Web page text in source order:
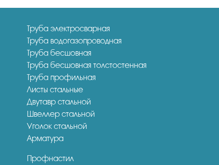
Труба электросварная
Труба водогазопроводная
Труба бесшовная
Труба бесшовная толстостенная
Труба профильная
Листы стальные
Двутавр стальной
Швеллер стальной
Уголок стальной
Арматура
Профнастил